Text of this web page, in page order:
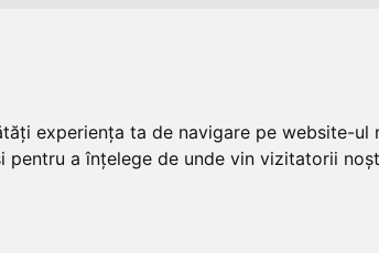
experiența ta de navigare pe website-
a înțelege de unde vin vizitatorii